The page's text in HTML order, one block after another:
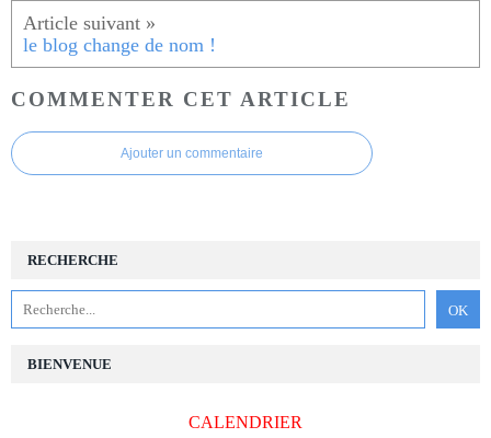
le blog change de nom !
COMMENTER CET ARTICLE
Ajouter un commentaire
RECHERCHE
BIENVENUE
CALENDRIER